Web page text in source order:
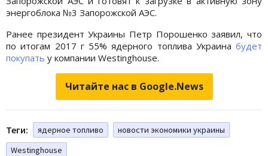
энергоблока №3 Запорожской АЭС.
Ранее президент Украины Петр Порошенко заявил, что
по итогам 2017 г 55% ядерного топлива Украина будет
покупать у компании Westinghouse.
Читайте нас в Google.News
Теги: ядерное топливо
новости экономики украины
Westinghouse